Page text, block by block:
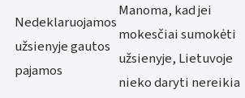
Nedeklaruojamos
užsienyje gautos
pajamos
Manoma, kad jei
mokesčiai sumokėti
užsienyje, Lietuvoje
nieko daryti nereikia